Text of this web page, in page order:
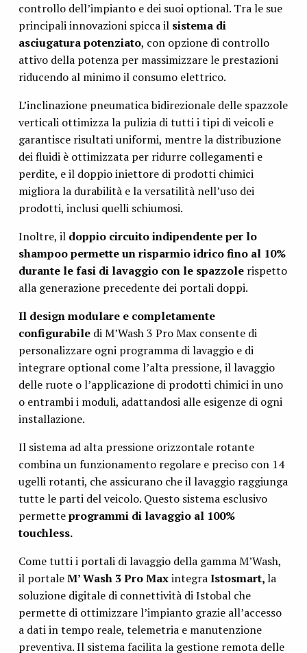
controllo dell’impianto e dei suoi optional. Tra le sue
principali innovazioni spicca il sistema di
asciugatura potenziato, con opzione di controllo
attivo della potenza per massimizzare le prestazioni
riducendo al minimo il consumo elettrico.
L’inclinazione pneumatica bidirezionale delle spazzole
verticali ottimizza la pulizia di tutti i tipi di veicoli e
garantisce risultati uniformi, mentre la distribuzione
dei fluidi è ottimizzata per ridurre collegamenti e
perdite, e il doppio iniettore di prodotti chimici
migliora la durabilità e la versatilità nell’uso dei
prodotti, inclusi quelli schiumosi.
Inoltre, il doppio circuito indipendente per lo
shampoo permette un risparmio idrico fino al 10%
durante le fasi di lavaggio con le spazzole rispetto
alla generazione precedente dei portali doppi.
Il design modulare e completamente
configurabile di M’Wash 3 Pro Max consente di
personalizzare ogni programma di lavaggio e di
integrare optional come l’alta pressione, il lavaggio
delle ruote o l’applicazione di prodotti chimici in uno
o entrambi i moduli, adattandosi alle esigenze di ogni
installazione.
Il sistema ad alta pressione orizzontale rotante
combina un funzionamento regolare e preciso con 14
ugelli rotanti, che assicurano che il lavaggio raggiunga
tutte le parti del veicolo. Questo sistema esclusivo
permetteprogrammi di lavaggio al 100%
touchless.
Come tutti i portali di lavaggio della gamma M’Wash,
il portaleM’ Wash 3 Pro MaxintegraIstosmart,la
soluzione digitale di connettività di Istobal che
permette di ottimizzare l’impianto grazie all’accesso
a dati in tempo reale, telemetria e manutenzione
preventiva. Il sistema facilita la gestione remota delle